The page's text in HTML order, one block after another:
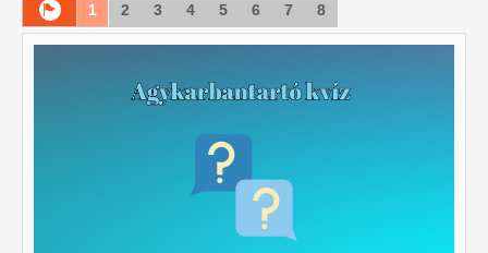
1 2 3 4 5 6 7 8